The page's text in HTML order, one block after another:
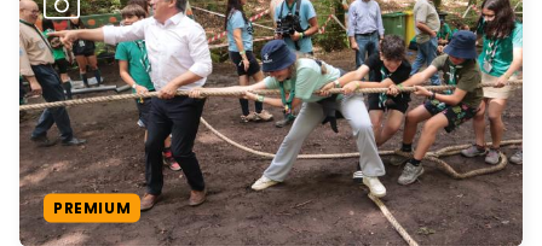
PREMIUM